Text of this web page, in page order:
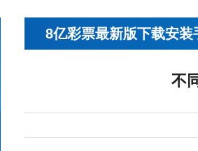
8亿彩票最新版下载安装
不